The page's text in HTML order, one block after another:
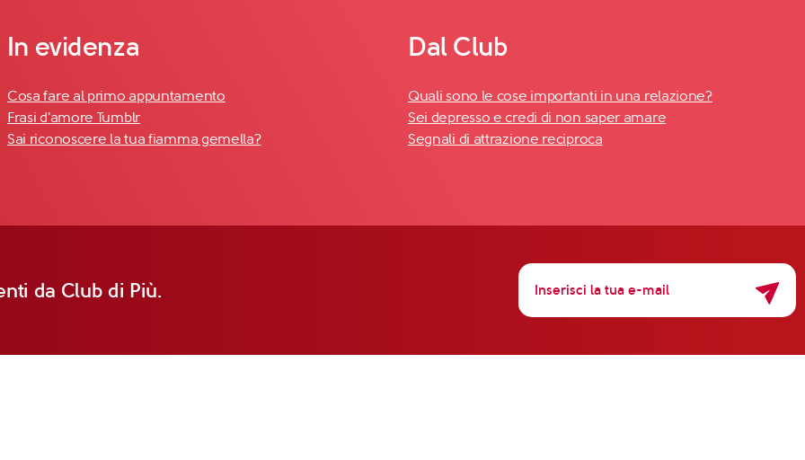
In evidenza
Cosa fare al primo appuntamento
Frasi d'amore Tumblr
Sai riconoscere la tua fiamma gemella?
Dal Club
Quali sono le cose importanti in una relazione?
Sei depresso e credi di non saper amare
Segnali di attrazione reciproca
da Club di Più.